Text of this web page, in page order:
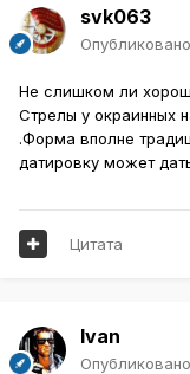
svk063
Опубликовано
Не слишком ли
Стрелы у окраинных
.Форма вполне
датировку может
Цитата
Ivan
Опубликовано